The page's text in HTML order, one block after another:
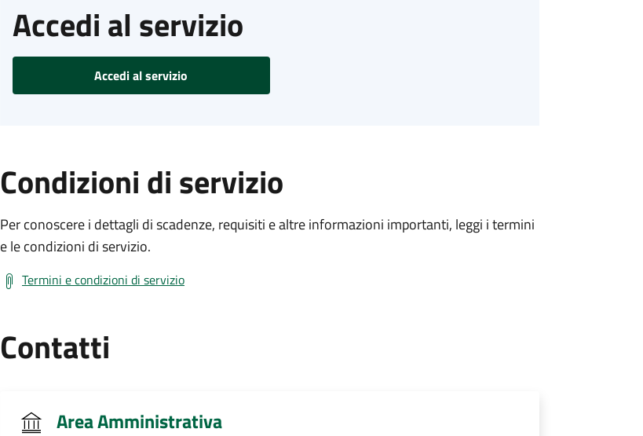
Accedi al servizio
Accedi al servizio
Condizioni di servizio
Per conoscere i dettagli di scadenze, requisiti e altre informazioni importanti, leggi i termini
e le condizioni di servizio.
Termini e condizioni di servizio
Contatti
Area Amministrativa